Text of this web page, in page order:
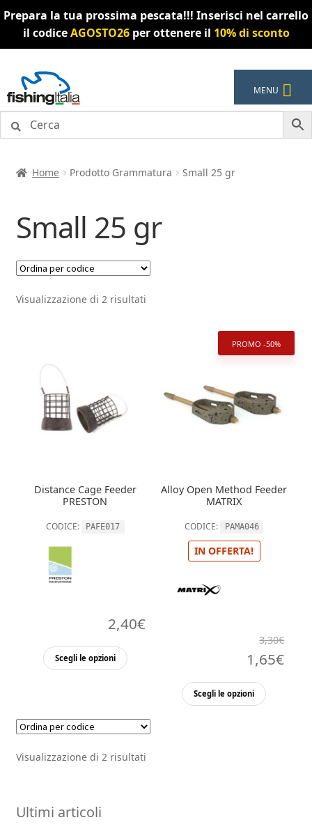
Prepara la tua prossima pescata!!! Inserisci nel carrello
il codiceAGOSTO26per ottenere il 10% di sconto
alla
navigazione
al
contenuto
MENU
Home Prodotto Grammatura Small 25 gr
Small 25 gr
Visualizzazione di 2 risultati
Distance Cage Feeder
PRESTON
CODICE: PAFE017
2,40€
Scegli le opzioni
Questo
varianti.
opzioni
PROMO -50%
Alloy Open Method Feeder
MATRIX
CODICE: PAMA046
IN OFFERTA!
3,30€
prezzo
originale
1,65€Il
Scegli le opzioni
Questo
Visualizzazione di 2 risultati
Ultimi articoli